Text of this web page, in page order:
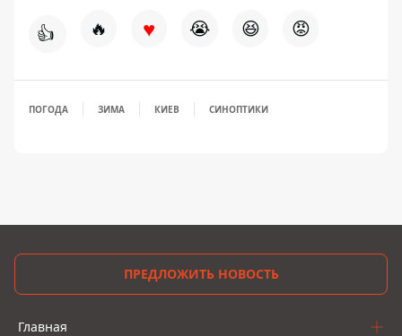
👍 🔥 ♥ 😭 😆 😡
ПОГОДА ЗИМА КИЕВ СИНОПТИКИ
ПРЕДЛОЖИТЬ НОВОСТЬ
Главная